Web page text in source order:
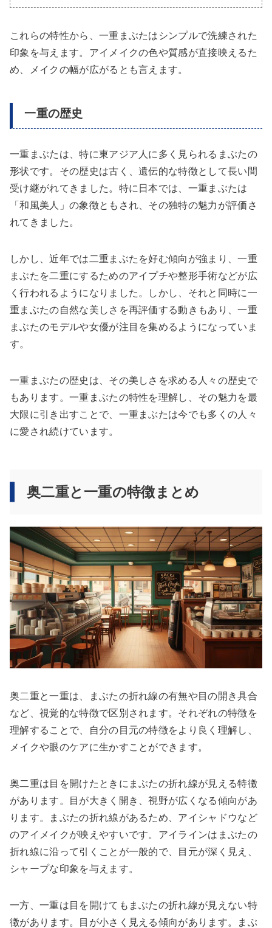
これらの特性から、一重まぶたはシンプルで洗練された
印象を与えます。アイメイクの色や質感が直接映えるた
め、メイクの幅が広がるとも言えます。
一重の歴史
一重まぶたは、特に東アジア人に多く見られるまぶたの
形状です。その歴史は古く、遺伝的な特徴として長い間
受け継がれてきました。特に日本では、一重まぶたは
「和風美人」の象徴ともされ、その独特の魅力が評価さ
れてきました。
しかし、近年では二重まぶたを好む傾向が強まり、一重
まぶたを二重にするためのアイプチや整形手術などが広
く行われるようになりました。しかし、それと同時に一
重まぶたの自然な美しさを再評価する動きもあり、一重
まぶたのモデルや女優が注目を集めるようになっていま
す。
一重まぶたの歴史は、その美しさを求める人々の歴史で
もあります。一重まぶたの特性を理解し、その魅力を最
大限に引き出すことで、一重まぶたは今でも多くの人々
に愛され続けています。
奥二重と一重の特徴まとめ
奥二重と一重は、まぶたの折れ線の有無や目の開き具合
など、視覚的な特徴で区別されます。それぞれの特徴を
理解することで、自分の目元の特徴をより良く理解し、
メイクや眼のケアに生かすことができます。
奥二重は目を開けたときにまぶたの折れ線が見える特徴
があります。目が大きく開き、視野が広くなる傾向があ
ります。まぶたの折れ線があるため、アイシャドウなど
のアイメイクが映えやすいです。アイラインはまぶたの
折れ線に沿って引くことが一般的で、目元が深く見え、
シャープな印象を与えます。
一方、一重は目を開けてもまぶたの折れ線が見えない特
徴があります。目が小さく見える傾向があります。まぶ